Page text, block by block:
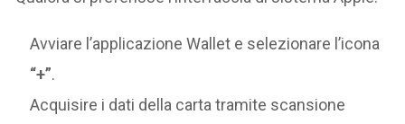
Avviare l’applicazione Wallet e selezionare l’icona
“+”.
Acquisire i dati della carta tramite scansione